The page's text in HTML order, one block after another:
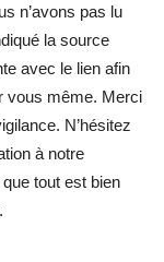
n’avons pas lu
la source
avec le lien afin
vous même. Merci
N’hésitez
à notre
tout est bien